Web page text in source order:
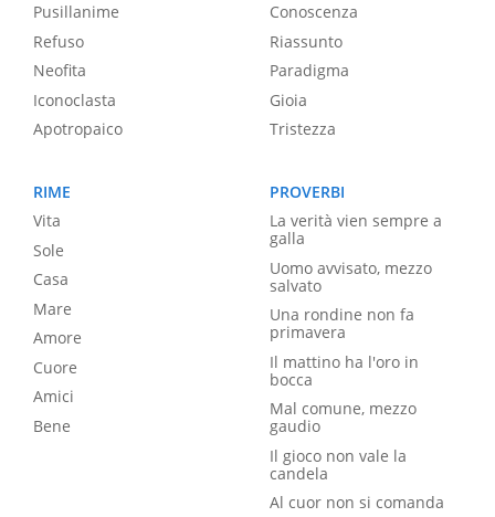
Pusillanime
Refuso
Neofita
Iconoclasta
Apotropaico
Conoscenza
Riassunto
Paradigma
Gioia
Tristezza
RIME
Vita
Sole
Casa
Mare
Amore
Cuore
Amici
Bene
PROVERBI
La verità vien sempre a
galla
Uomo avvisato, mezzo
salvato
Una rondine non fa
primavera
Il mattino ha l'oro in
bocca
Mal comune, mezzo
gaudio
Il gioco non vale la
candela
Al cuor non si comanda